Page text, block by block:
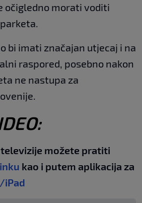
očigledno morati voditi
bi imati značajan utjecaj i na
raspored, posebno nakon
ne nastupa za
televizije možete pratiti
kao i putem aplikacija za
iPad